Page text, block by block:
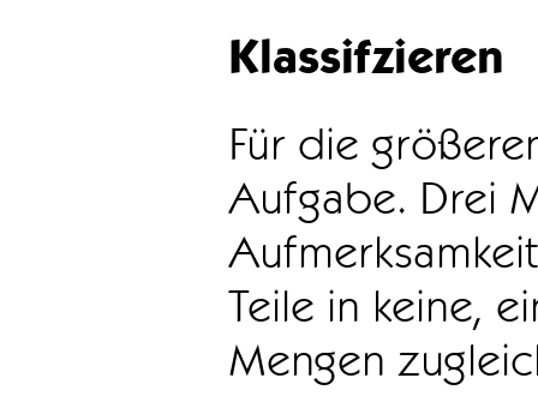
Klassifzieren
Für die
Aufgabe. Drei
Teile in keine,
Mengen